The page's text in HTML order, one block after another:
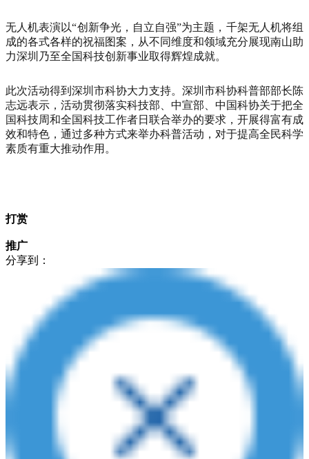
无人机表演以“创新争光，自立自强”为主题，千架无人机将组
成的各式各样的祝福图案，从不同维度和领域充分展现南山助
力深圳乃至全国科技创新事业取得辉煌成就。
此次活动得到深圳市科协大力支持。深圳市科协科普部部长陈
志远表示，活动贯彻落实科技部、中宣部、中国科协关于把全
国科技周和全国科技工作者日联合举办的要求，开展得富有成
效和特色，通过多种方式来举办科普活动，对于提高全民科学
素质有重大推动作用。
打赏
推广
分享到：